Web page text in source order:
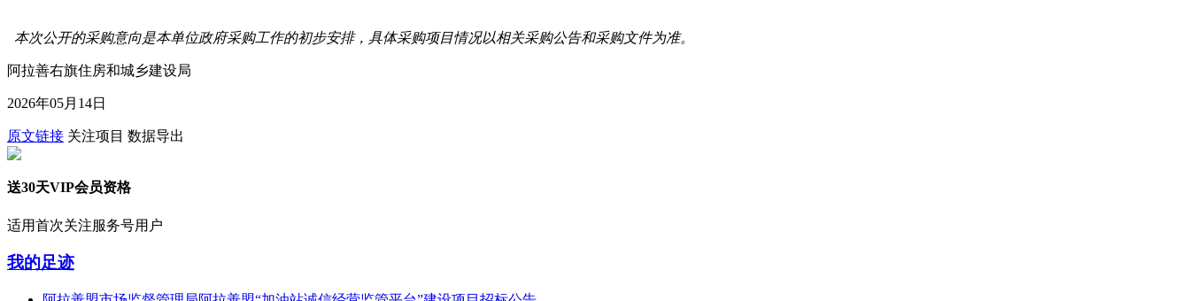
本次公开的采购意向是本单位政府采购工作的初步安排，具体采购项目情况以相关采购公告和采购文件为准。
阿拉善右旗住房和城乡建设局
2026年05月14日
原文链接 关注项目 数据导出
送30天VIP会员资格
适用首次关注服务号用户
我的足迹